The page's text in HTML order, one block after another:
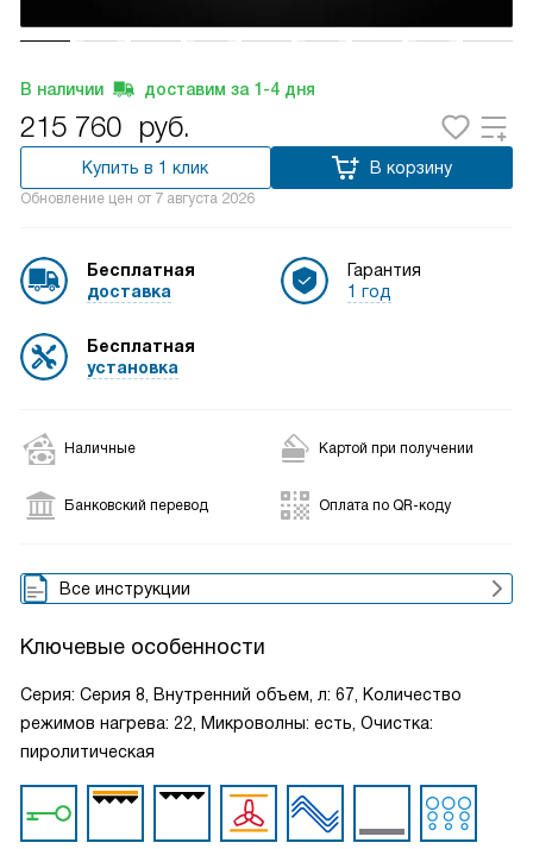
В наличии доставим за 1-4 дня
215 760 руб.
Купить в 1 клик В корзину
Обновление цен от 7 августа 2026
Бесплатная
доставка
Бесплатная
установка
Гарантия
1 год
Наличные Картой при получении
Банковский перевод Оплата по QR-коду
Все инструкции
Ключевые особенности
Серия: Серия 8, Внутренний объем, л: 67, Количество
режимов нагрева: 22, Микроволны: есть, Очистка:
пиролитическая